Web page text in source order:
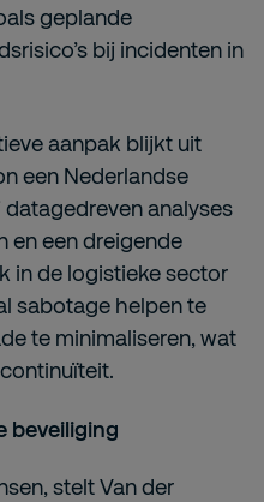
geplande
bij incidenten in
aanpak blijkt uit
een Nederlandse
analyses
en een dreigende
in de logistieke sector
sabotage helpen te
te minimaliseren, wat
beveiliging
stelt Van der